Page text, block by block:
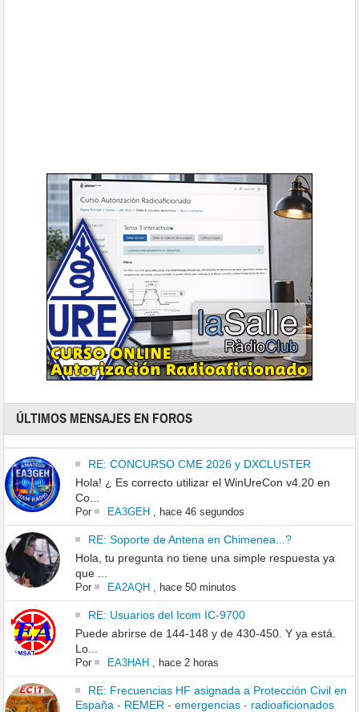
ÚLTIMOS MENSAJES EN FOROS
RE: CONCURSO CME 2026 y DXCLUSTER
Hola! ¿ Es correcto utilizar el WinUreCon v4.20 en
Co...
Por EA3GEH, hace 46 segundos
RE: Soporte de Antena en Chimenea...?
Hola, tu pregunta no tiene una simple respuesta ya
que ...
Por EA2AQH, hace 50 minutos
RE: Usuarios del Icom IC-9700
Puede abrirse de 144-148 y de 430-450. Y ya está.
Lo...
Por EA3HAH, hace 2 horas
RE: Frecuencias HF asignada a Protección Civil en
España - REMER - emergencias - radioaficionados